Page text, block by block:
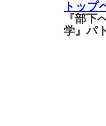
トップ
『部
学』パ